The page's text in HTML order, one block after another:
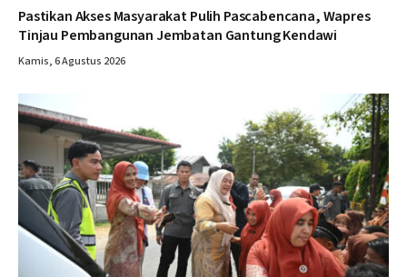
Pastikan Akses Masyarakat Pulih Pascabencana, Wapres
Tinjau Pembangunan Jembatan Gantung Kendawi
Kamis, 6 Agustus 2026